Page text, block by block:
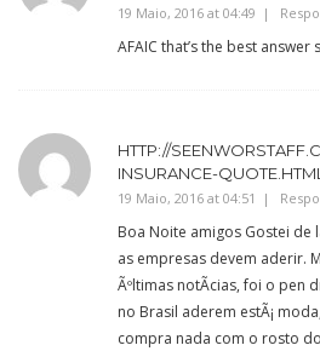
19 Maio, 2016 at 04:49
AFAIC that’s the best answer
HTTP://
INSURANCE-QUOTE.HTML
19 Maio, 2016 at 04:51
Boa Noite amigos Gostei de
as empresas devem aderir.
Ãºltimas notÃ­cias, foi o pen
no Brasil aderem estÃ¡
compra nada com o rosto